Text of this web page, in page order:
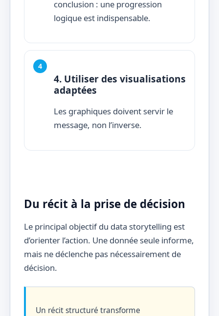
conclusion : une progression
logique est indispensable.
4. Utiliser des visualisations
adaptées
Les graphiques doivent servir le
message, non l’inverse.
Du récit à la prise de décision
Le principal objectif du data storytelling est
d’orienter l’action. Une donnée seule informe,
mais ne déclenche pas nécessairement de
décision.
Un récit structuré transforme